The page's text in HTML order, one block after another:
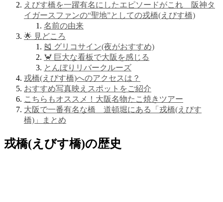
えびす橋を一躍有名にしたエピソードがこれ 阪神タ
イガースファンの“聖地”としての戎橋(えびす橋)
名前の由来
🌟 見どころ
🎽 グリコサイン(夜がおすすめ)
🦀 巨大な看板で大阪を感じる
とんぼりリバークルーズ
戎橋(えびす橋)へのアクセスは？
おすすめ写真映えスポットをご紹介
こちらもオススメ！大阪名物たこ焼きツアー
大阪で一番有名な橋 道頓堀にある「戎橋(えびす
橋)」まとめ
戎橋(えびす橋)の歴史